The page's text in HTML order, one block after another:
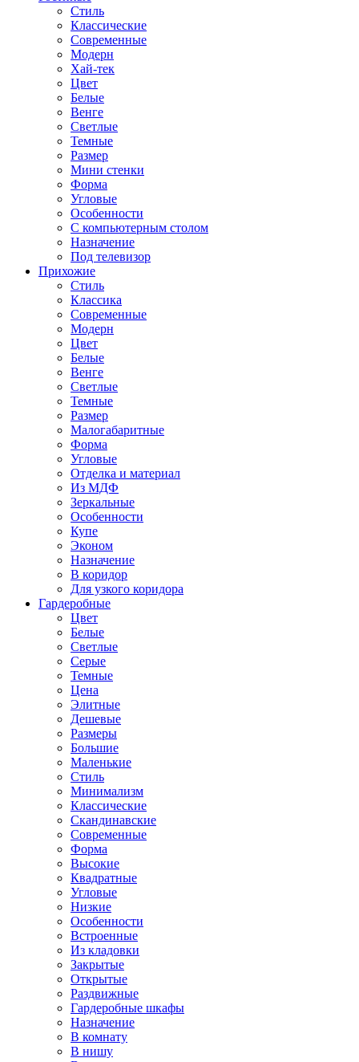
Стиль
Классические
Современные
Модерн
Хай-тек
Цвет
Белые
Венге
Светлые
Темные
Размер
Мини стенки
Форма
Угловые
Особенности
С компьютерным столом
Назначение
Под телевизор
Прихожие
Стиль
Классика
Современные
Модерн
Цвет
Белые
Венге
Светлые
Темные
Размер
Малогабаритные
Форма
Угловые
Отделка и материал
Из МДФ
Зеркальные
Особенности
Купе
Эконом
Назначение
В коридор
Для узкого коридора
Гардеробные
Цвет
Белые
Светлые
Серые
Темные
Цена
Элитные
Дешевые
Размеры
Большие
Маленькие
Стиль
Минимализм
Классические
Скандинавские
Современные
Форма
Высокие
Квадратные
Угловые
Низкие
Особенности
Встроенные
Из кладовки
Закрытые
Открытые
Раздвижные
Гардеробные шкафы
Назначение
В комнату
В нишу